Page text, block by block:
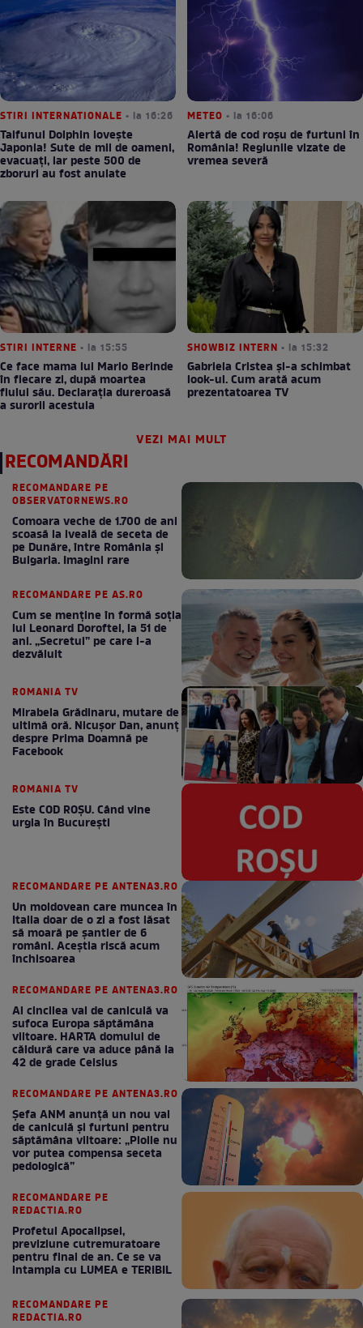
STIRI INTERNATIONALE • la 16:26
Taifunul Dolphin lovește
Japonia! Sute de mii de oameni,
evacuați, iar peste 500 de
zboruri au fost anulate
METEO • la 16:06
Alertă de cod roșu de furtuni în
România! Regiunile vizate de
vremea severă
STIRI INTERNE • la 15:55
Ce face mama lui Mario Berinde
în fiecare zi, după moartea
fiului său. Declarația dureroasă
a surorii acestuia
SHOWBIZ INTERN • la 15:32
Gabriela Cristea și-a schimbat
look-ul. Cum arată acum
prezentatoarea TV
VEZI MAI MULT
RECOMANDĂRI
RECOMANDARE PE
OBSERVATORNEWS.RO
Comoara veche de 1.700 de ani
scoasă la iveală de seceta de
pe Dunăre, între România şi
Bulgaria. Imagini rare
RECOMANDARE PE AS.RO
Cum se menţine în formă soţia
lui Leonard Doroftei, la 51 de
ani. „Secretul” pe care l-a
dezvăluit
ROMANIA TV
Mirabela Grădinaru, mutare de
ultimă oră. Nicuşor Dan, anunţ
despre Prima Doamnă pe
Facebook
ROMANIA TV
Este COD ROŞU. Când vine
urgia în Bucureşti
RECOMANDARE PE ANTENA3.RO
Un moldovean care muncea în
Italia doar de o zi a fost lăsat
să moară pe şantier de 6
români. Aceștia riscă acum
închisoarea
RECOMANDARE PE ANTENA3.RO
Al cincilea val de caniculă va
sufoca Europa săptămâna
viitoare. HARTA domului de
căldură care va aduce până la
42 de grade Celsius
RECOMANDARE PE ANTENA3.RO
Șefa ANM anunță un nou val
de caniculă și furtuni pentru
săptămâna viitoare: „Ploile nu
vor putea compensa seceta
pedologică”
RECOMANDARE PE
REDACTIA.RO
Profetul Apocalipsei,
previziune cutremuratoare
pentru final de an. Ce se va
intampla cu LUMEA e TERIBIL
RECOMANDARE PE
REDACTIA.RO